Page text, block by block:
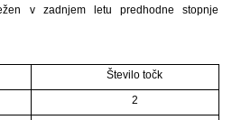
v zadnjem letu predhodne stopnje
Število točk
2